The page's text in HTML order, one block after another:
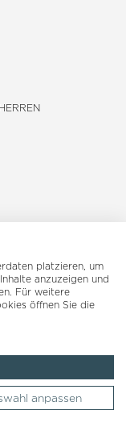
platzieren, um
anzuzeigen und
Für weitere
öffnen Sie die
anpassen